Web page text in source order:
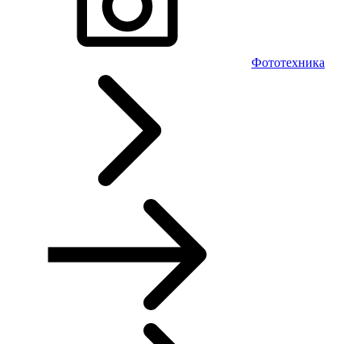
Фототехника